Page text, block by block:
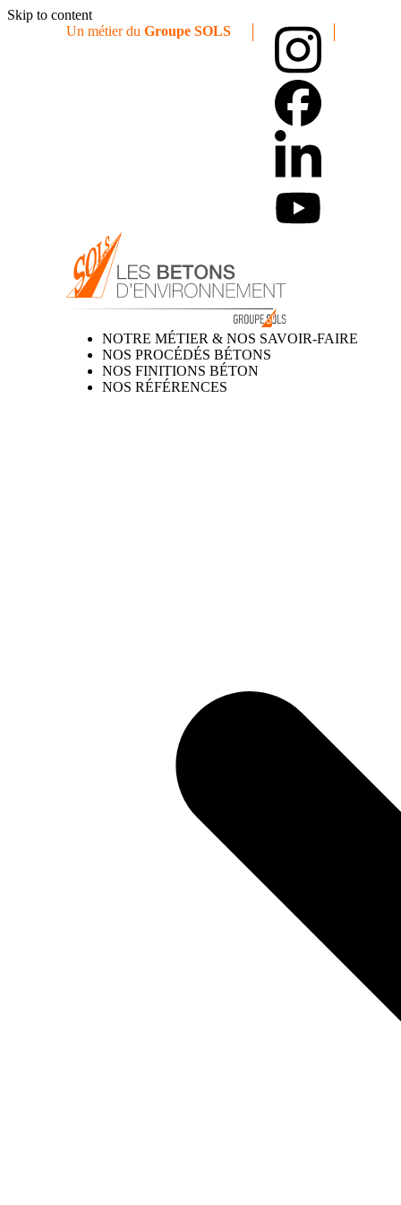
Skip to content
Un métier duGroupe SOLS
NOTRE MÉTIER & NOS SAVOIR-FAIRE
NOS PROCÉDÉS BÉTONS
NOS FINITIONS BÉTON
NOS RÉFÉRENCES